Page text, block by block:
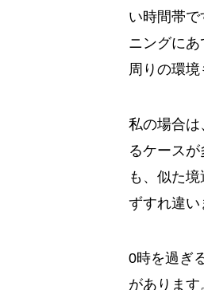
い時間帯
ニングにあ
周りの環
私の場合は
るケース
も、似た
ずすれ違い
0時を過ぎ
がありま